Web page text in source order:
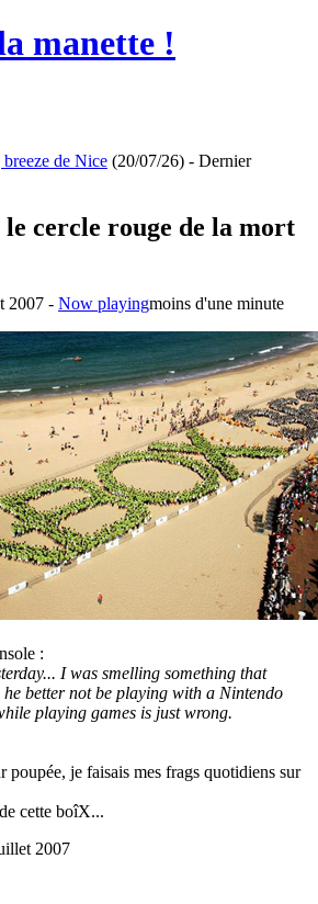
manette !
breeze de Nice (20/07/26) - Dernier
le cercle rouge de la mort
2007 - Now playingmoins d'une minute
:
I was smelling something that
he better not be playing with a Nintendo
playing games is just wrong.
poupée, je faisais mes frags quotidiens sur
cette boîX...
2007